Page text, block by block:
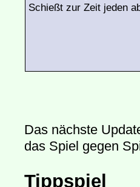
Schießt zur Zeit jeden
Das nächste
das Spiel gegen
Tippspiel